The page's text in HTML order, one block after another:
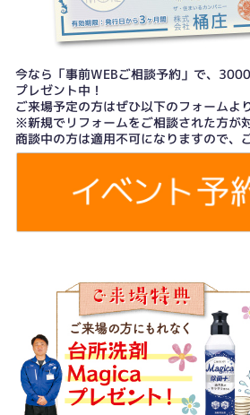
今なら「事前WEBご相談予約」で、
プレゼント中！
ご来場予定の方はぜひ以下のフォームよ
※新規でリフォームをご相談された方が
商談中の方は適用不可になりますので、